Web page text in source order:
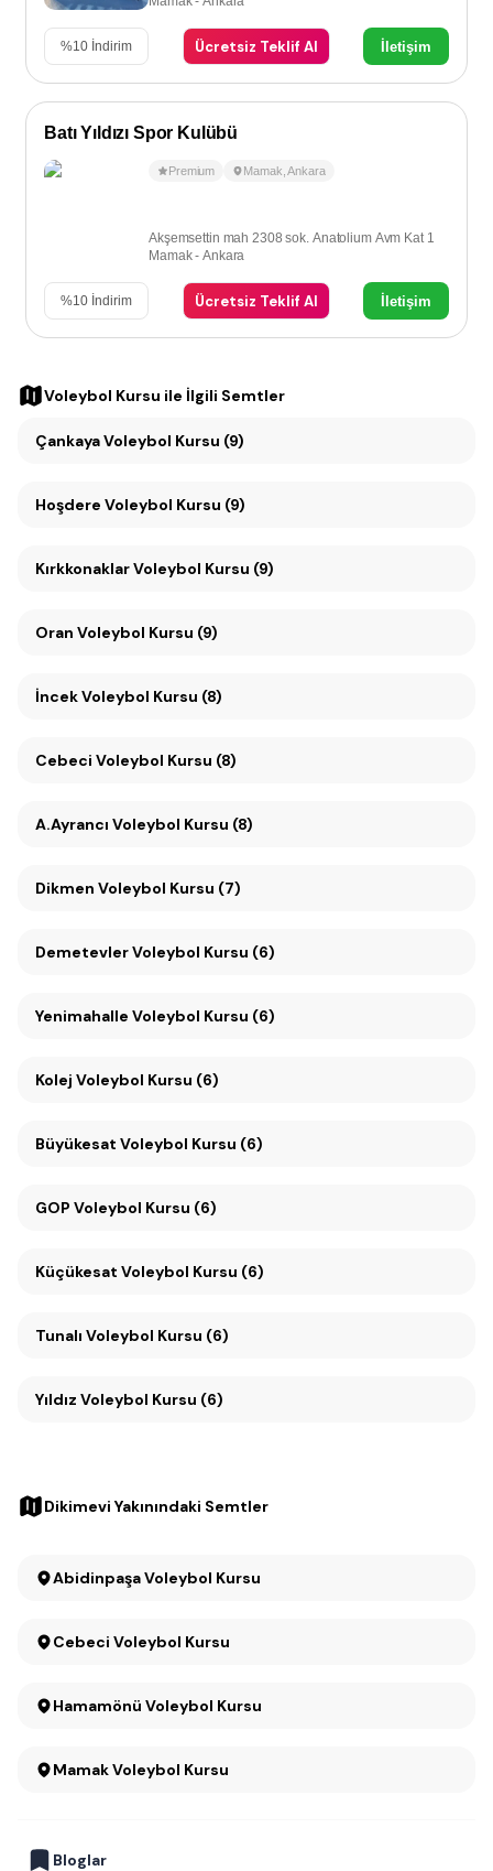
%10 İndirim Ücretsiz Teklif Al İletişim
Batı Yıldızı Spor Kulübü
Premium Mamak ,Ankara
Akşemsettin mah 2308 sok. Anatolium Avm Kat 1
Mamak - Ankara
%10 İndirim Ücretsiz Teklif Al İletişim
Voleybol Kursu ile İlgili Semtler
Çankaya Voleybol Kursu (9)
Hoşdere Voleybol Kursu (9)
Kırkkonaklar Voleybol Kursu (9)
Oran Voleybol Kursu (9)
İncek Voleybol Kursu (8)
Cebeci Voleybol Kursu (8)
A.Ayrancı Voleybol Kursu (8)
Dikmen Voleybol Kursu (7)
Demetevler Voleybol Kursu (6)
Yenimahalle Voleybol Kursu (6)
Kolej Voleybol Kursu (6)
Büyükesat Voleybol Kursu (6)
GOP Voleybol Kursu (6)
Küçükesat Voleybol Kursu (6)
Tunalı Voleybol Kursu (6)
Yıldız Voleybol Kursu (6)
Dikimevi Yakınındaki Semtler
Abidinpaşa Voleybol Kursu
Cebeci Voleybol Kursu
Hamamönü Voleybol Kursu
Mamak Voleybol Kursu
Bloglar